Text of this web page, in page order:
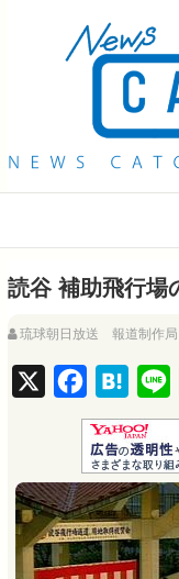
QAB
読谷 補助飛行場
琉球朝日放送 報道制作局
a
c
e
b
o
H
a
t
e
n
a
i
n
e